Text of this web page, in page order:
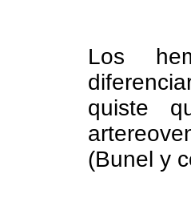
Los
quiste
(Bunel y